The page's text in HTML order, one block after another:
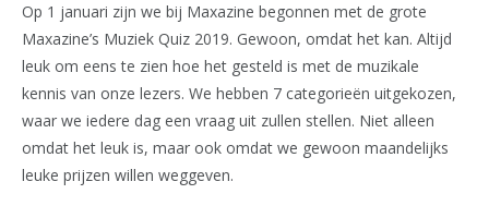
Op 1 januari zijn we bij Maxazine begonnen met de grote
Maxazine’s Muziek Quiz 2019. Gewoon, omdat het kan. Altijd
leuk om eens te zien hoe het gesteld is met de muzikale
kennis van onze lezers. We hebben 7 categorieën uitgekozen,
waar we iedere dag een vraag uit zullen stellen. Niet alleen
omdat het leuk is, maar ook omdat we gewoon maandelijks
leuke prijzen willen weggeven.